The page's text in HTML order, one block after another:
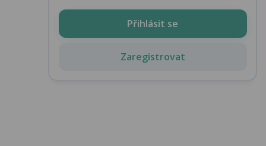
Přihlásit se
Zaregistrovat